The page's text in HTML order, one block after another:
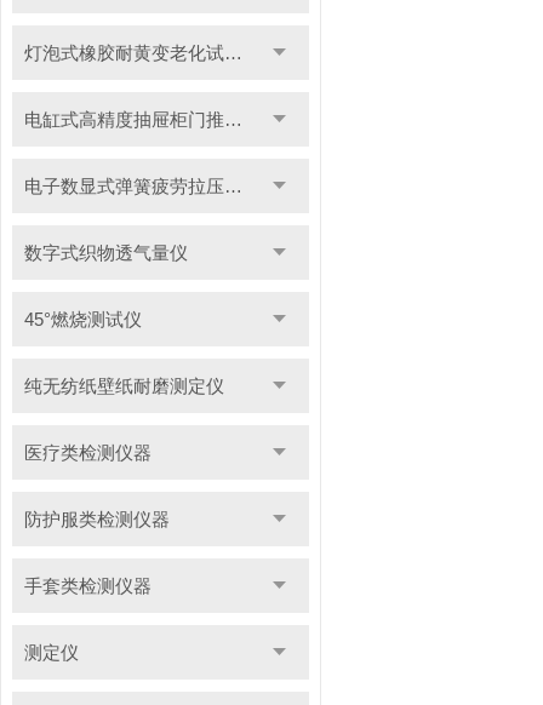
灯泡式橡胶耐黄变老化试验机
电缸式高精度抽屉柜门推拉试验机
电子数显式弹簧疲劳拉压试验机
数字式织物透气量仪
45°燃烧测试仪
纯无纺纸壁纸耐磨测定仪
医疗类检测仪器
防护服类检测仪器
手套类检测仪器
测定仪